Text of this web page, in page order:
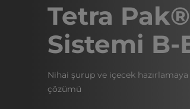
Tetra
Sistemi B-
Nihai şurup ve içecek
çözümü